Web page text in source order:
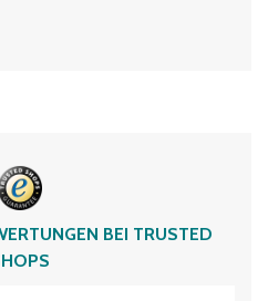
BEI TRUSTED